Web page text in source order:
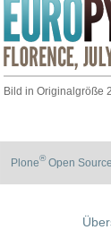
Bild in Originalgröße
Plone®Open